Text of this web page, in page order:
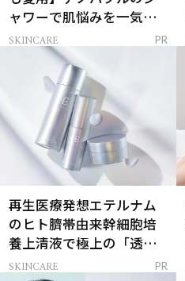
ャワーで肌悩みを一気に
解決
SKINCARE PR
再生医療発想エテルナム
のヒト臍帯由来幹細胞培
養上清液で極上の「透明
感ハリ肌」へ
SKINCARE PR